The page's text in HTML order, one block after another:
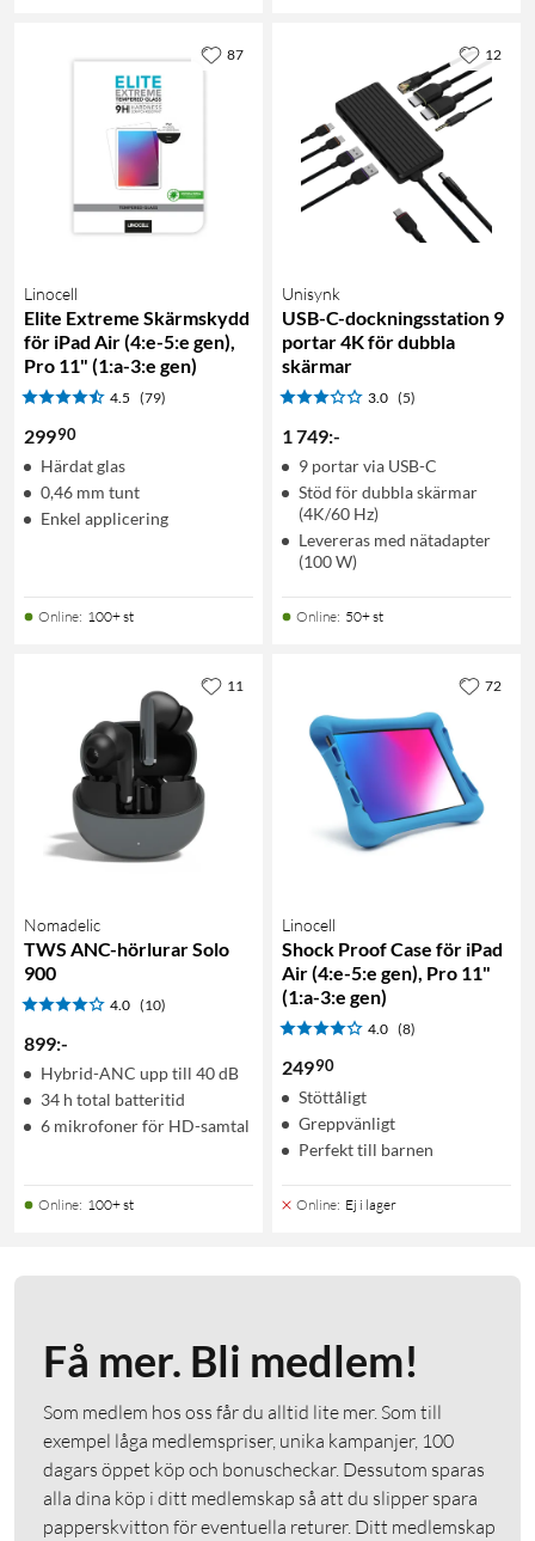
Linocell
Elite Extreme Skärmskydd
för iPad Air (4:e-5:e gen),
Pro 11" (1:a-3:e gen)
4.5 (79)
29990
Härdat glas
0,46 mm tunt
Enkel applicering
Online: 100+ st
87
Unisynk
USB-C-dockningsstation 9
portar 4K för dubbla
skärmar
3.0 (5)
1 749:-
9 portar via USB-C
Stöd för dubbla skärmar
(4K/60 Hz)
Levereras med nätadapter
(100 W)
Online: 50+ st
12
Nomadelic
TWS ANC-hörlurar Solo
900
4.0 (10)
899:-
Hybrid-ANC upp till 40 dB
34 h total batteritid
6 mikrofoner för HD-samtal
Online: 100+ st
11
Linocell
Shock Proof Case för iPad
Air (4:e-5:e gen), Pro 11"
(1:a-3:e gen)
4.0 (8)
24990
Stöttåligt
Greppvänligt
Perfekt till barnen
Online: Ej i lager
72
Få mer. Bli medlem!
Som medlem hos oss får du alltid lite mer. Som till
exempel låga medlemspriser, unika kampanjer, 100
dagars öppet köp och bonuscheckar. Dessutom sparas
alla dina köp i ditt medlemskap så att du slipper spara
papperskvitton för eventuella returer. Ditt medlemskap